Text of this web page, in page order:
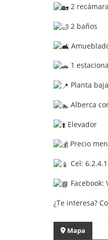
2
2 baños
1
Planta baja
Alberca
Elevador
Precio
Cel:
Facebook:
¿Te interesa?
Mapa